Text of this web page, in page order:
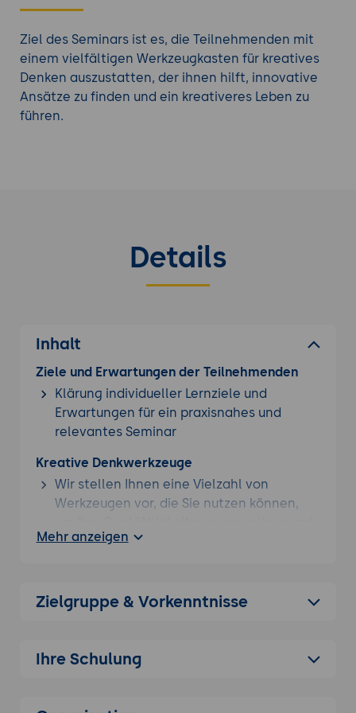
Ziel des Seminars ist es, die Teilnehmenden mit
einem vielfältigen Werkzeugkasten für kreatives
Denken auszustatten, der ihnen hilft, innovative
Ansätze zu finden und ein kreativeres Leben zu
führen.
Details
Inhalt
Ziele und Erwartungen der Teilnehmenden
Klärung individueller Lernziele und
Erwartungen für ein praxisnahes und
relevantes Seminar
Kreative Denkwerkzeuge
Wir stellen Ihnen eine Vielzahl von
Werkzeugen vor, die Sie nutzen können,
kreativere Lösungen zu finden
Lernen Sie, wie Sie Ihre
Innovationsfähigkeiten steigern und
können
Mehr anzeigen
Zielgruppe & Vorkenntnisse
Ihre Schulung